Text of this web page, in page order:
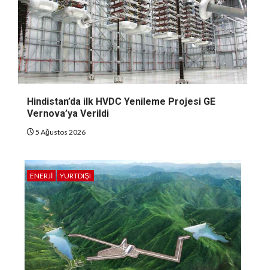
Hindistan’da ilk HVDC Yenileme Projesi GE
Vernova’ya Verildi
5 Ağustos 2026
ENERJI YURTDIŞI